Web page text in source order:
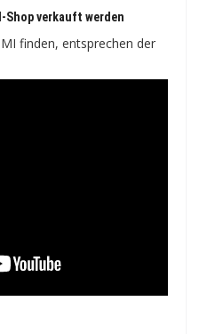
Shop verkauft werden
finden, entsprechen der